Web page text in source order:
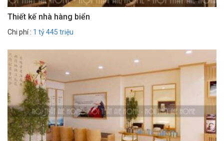
Thiết kế nhà hàng biển
Chi phí : 1 tỷ 445 triệu